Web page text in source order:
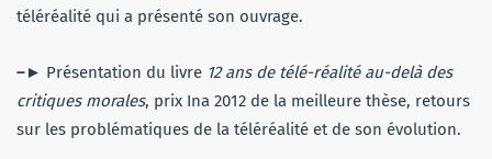
téléréalité qui a présenté son ouvrage.
–► Présentation du livre 12 ans de télé-réalité au-delà des
critiques morales, prix Ina 2012 de la meilleure thèse, retours
sur les problématiques de la téléréalité et de son évolution.